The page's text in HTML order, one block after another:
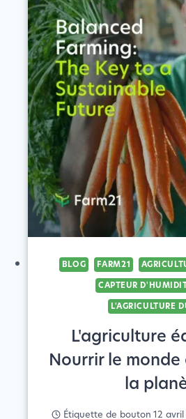
BLOG FARM21
CAPTEUR
L'AGRICULTURE
L'agriculture
Nourrir le
la
Étiquette de bouton 12